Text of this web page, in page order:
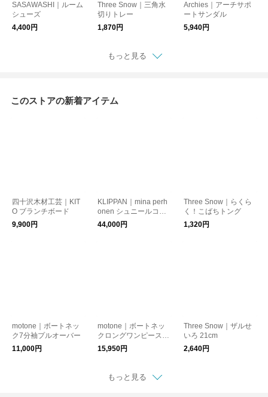
SASAWASHI｜ルーム
シューズ
4,400円
Three Snow｜三角水
切りトレー
1,870円
Archies｜アーチサポ
ートサンダル
5,940円
もっと見る
このストアの新着アイテム
四十沢木材工芸｜KIT
O ブランチボード
9,900円
KLIPPAN｜mina perh
onen シュニールコッ
トン シングルブラン
ケット CHOUCHO
44,000円
Three Snow｜らくら
く！こばちトング
1,320円
motone｜ボートネッ
ク7分袖プルオーバー
11,000円
motone｜ボートネッ
クロングワンピース
ノースリーブ
15,950円
Three Snow｜ザルせ
いろ 21cm
2,640円
もっと見る